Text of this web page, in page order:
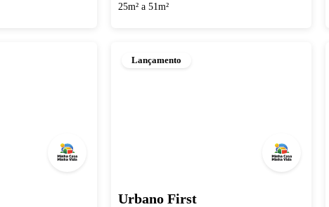
25m² a 51m²
Lançamento
Urbano First